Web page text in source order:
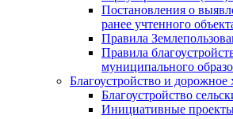
Постановления о
ранее учтенного
Правила
Правила
муниципального
Благоустройство и дорожное
Благоустройство
Инициативные